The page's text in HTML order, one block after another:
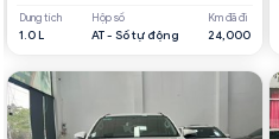
Dung tích
1.0 L
Hộp số
AT - Số tự động
Km đã đi
24,000